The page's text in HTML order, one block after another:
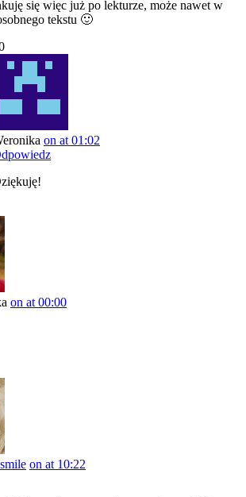
się więc już po lekturze, może nawet w
tekstu 🙂
on at 01:02
on at 00:00
on at 10:22